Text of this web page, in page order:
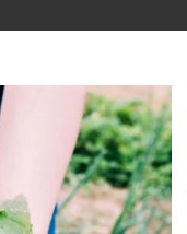
não é a resposta